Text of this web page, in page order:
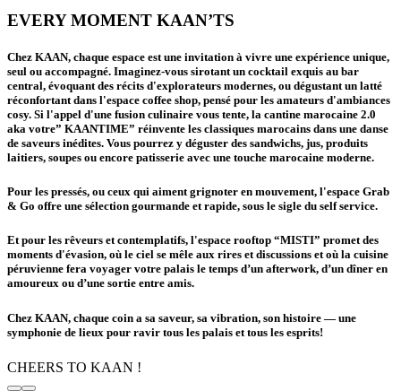
EVERY MOMENT KAAN’TS
Chez KAAN, chaque espace est une invitation à vivre une expérience unique,
seul ou accompagné. Imaginez-vous sirotant un cocktail exquis au bar
central, évoquant des récits d'explorateurs modernes, ou dégustant un latté
réconfortant dans l'espace coffee shop, pensé pour les amateurs d'ambiances
cosy. Si l'appel d'une fusion culinaire vous tente, la cantine marocaine 2.0
aka votre” KAANTIME” réinvente les classiques marocains dans une danse
de saveurs inédites. Vous pourrez y déguster des sandwichs, jus, produits
laitiers, soupes ou encore patisserie avec une touche marocaine moderne.
Pour les pressés, ou ceux qui aiment grignoter en mouvement, l'espace Grab
& Go offre une sélection gourmande et rapide, sous le sigle du self service.
Et pour les rêveurs et contemplatifs, l'espace rooftop “MISTI” promet des
moments d'évasion, où le ciel se mêle aux rires et discussions et où la cuisine
péruvienne fera voyager votre palais le temps d’un afterwork, d’un dîner en
amoureux ou d’une sortie entre amis.
Chez KAAN, chaque coin a sa saveur, sa vibration, son histoire — une
symphonie de lieux pour ravir tous les palais et tous les esprits!
CHEERS TO KAAN !